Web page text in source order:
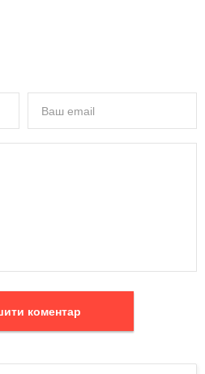
Залишити коментар